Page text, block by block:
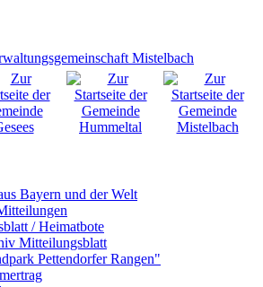
Bayern und der Welt
/ Heimatbote
Mitteilungsblatt
Pettendorfer Rangen"